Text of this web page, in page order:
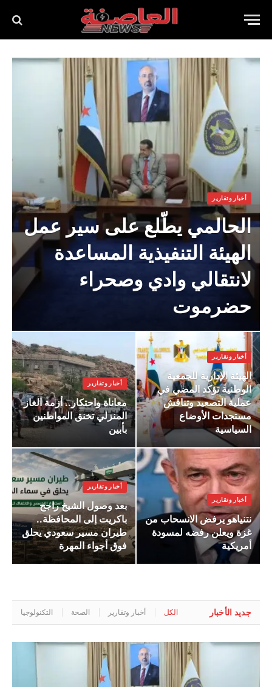
أخبار وتقارير
الحالمي يطّلع على سير عمل
الهيئة التنفيذية المساعدة
لانتقالي وادي وصحراء
حضرموت
أخبار وتقارير
الهيئة الإدارية للجمعية
الوطنية تؤكد المضي في
عملية التصعيد وتناقش
مستجدات الأوضاع
السياسية
أخبار وتقارير
معاناة واحتكار.. أزمة الغاز
المنزلي تخنق المواطنين
بأبين
أخبار وتقارير
نتنياهو يرفض الانسحاب من
غزة ويعلن رفضه لمسودة
أمريكية
أخبار وتقارير
بعد وصول الشيخ راجح
باكريت إلى المحافظة..
طيران مسير سعودي يحلق
فوق أجواء المهرة
جديد الأخبار الكل أخبار وتقارير الصحة التكنولوجيا